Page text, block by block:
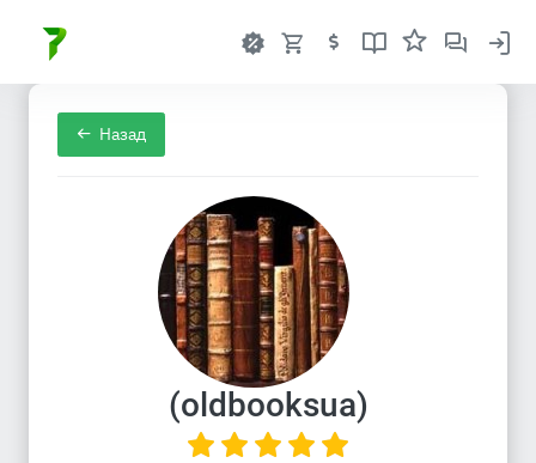
Назад
(oldbooksua)